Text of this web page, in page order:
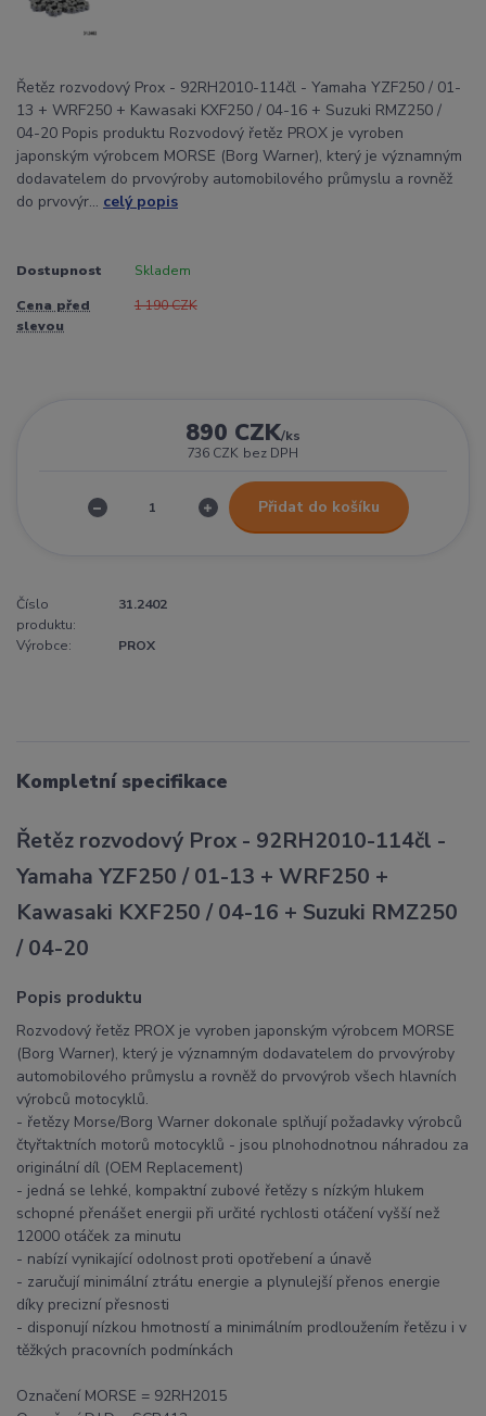
Řetěz rozvodový Prox - 92RH2010-114čl - Yamaha YZF250 / 01-
13 + WRF250 + Kawasaki KXF250 / 04-16 + Suzuki RMZ250 /
04-20 Popis produktu Rozvodový řetěz PROX je vyroben
japonským výrobcem MORSE (Borg Warner), který je významným
dodavatelem do prvovýroby automobilového průmyslu a rovněž
do prvovýr... celý popis
Dostupnost Skladem
Cena před
slevou
1 190 CZK
890 CZK/ks
736 CZK bez DPH
Přidat do košíku
Číslo
produktu:
31.2402
Výrobce: PROX
Kompletní specifikace
Řetěz rozvodový Prox - 92RH2010-114čl -
Yamaha YZF250 / 01-13 + WRF250 +
Kawasaki KXF250 / 04-16 + Suzuki RMZ250
/ 04-20
Popis produktu
Rozvodový řetěz PROX je vyroben japonským výrobcem MORSE
(Borg Warner), který je významným dodavatelem do prvovýroby
automobilového průmyslu a rovněž do prvovýrob všech hlavních
výrobců motocyklů.
- řetězy Morse/Borg Warner dokonale splňují požadavky výrobců
čtyřtaktních motorů motocyklů - jsou plnohodnotnou náhradou za
originální díl (OEM Replacement)
- jedná se lehké, kompaktní zubové řetězy s nízkým hlukem
schopné přenášet energii při určité rychlosti otáčení vyšší než
12000 otáček za minutu
- nabízí vynikající odolnost proti opotřebení a únavě
- zaručují minimální ztrátu energie a plynulejší přenos energie
díky precizní přesnosti
- disponují nízkou hmotností a minimálním prodloužením řetězu i v
těžkých pracovních podmínkách
Označení MORSE = 92RH2015